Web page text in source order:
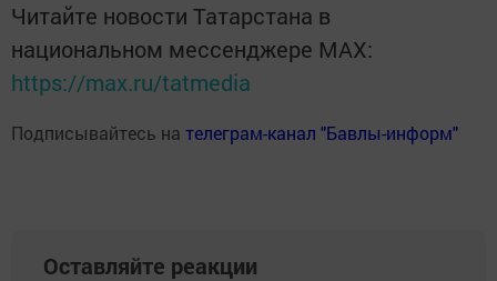
Читайте новости Татарстана в
национальном мессенджере MАХ:
https://max.ru/tatmedia
Подписывайтесь на телеграм-канал "Бавлы-информ"
Оставляйте реакции